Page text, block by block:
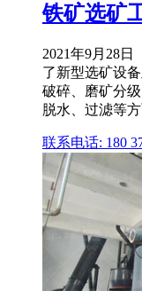
铁矿选矿
2021年9月28
了新型选矿设
破碎、磨矿分
脱水、过滤等
联系电话: 180